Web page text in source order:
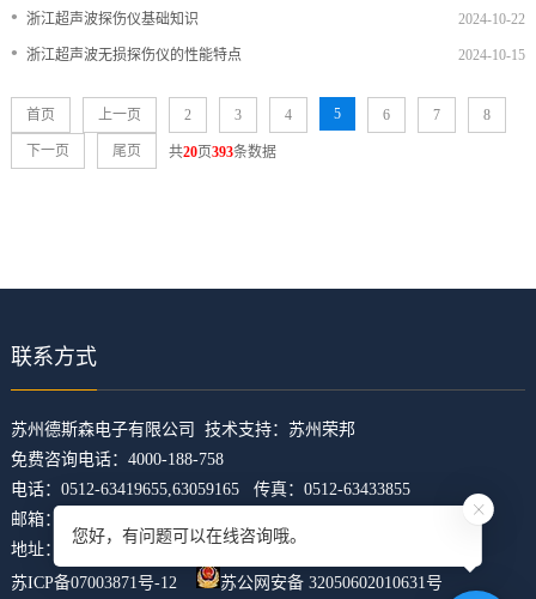
2024-10-22
• 浙江超声波探伤仪基础知识
2024-10-15
• 浙江超声波无损探伤仪的性能特点
首页 上一页 2 3 4 5 6 7 8
下一页 尾页 共20页393条数据
联系方式
​苏州德斯森电子有限公司 技术支持： 苏州荣邦
免费咨询电话：4000-188-758
电话：0512-63419655,63059165 传真：0512-63433855
邮箱：z5421473@126.com
地址：江苏省苏州市吴中区临湖镇东山大道4168号U科技园31幢
苏ICP备07003871号-12
苏公网安备 32050602010631号
您好，有问题可以在线咨询哦。